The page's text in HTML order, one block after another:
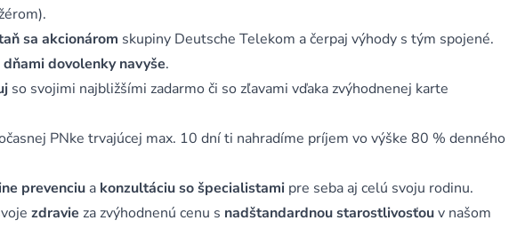
sa akcionárom skupiny Deutsche Telekom a čerpaj výhody s tým spojené.
dňami dovolenky navyše.
so svojimi najbližšími zadarmo či so zľavami vďaka zvýhodnenej karte
PNke trvajúcej max. 10 dní ti nahradíme príjem vo výške 80 % denného
prevenciu a konzultáciu so špecialistami pre seba aj celú svoju rodinu.
zdravie za zvýhodnenú cenu s nadštandardnou starostlivosťouv našom